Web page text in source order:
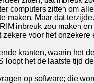
computers zitten om
maken. Maar dat terzijde.
inbreuk zou maken
voor het
kranten, waarin het
loopt het de laatste tijd
op software; die